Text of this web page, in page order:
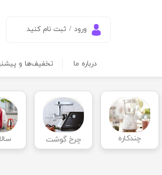
ورود / ثبت نام کنید
تغییر گذر واژه
سفارشات
خروج از حساب
کاربری
درباره ما تخفیف‌ها و
چرخ گوشت چندکاره